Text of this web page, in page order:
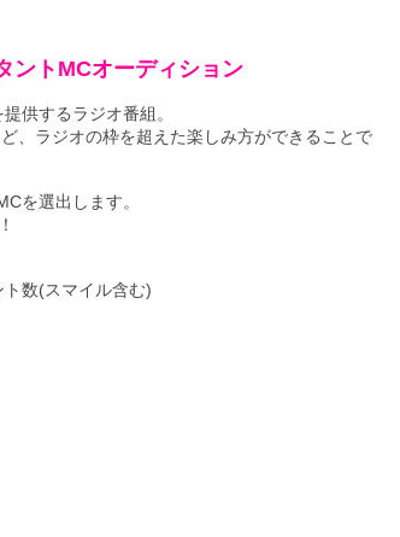
ントMCオーディション
供するラジオ番組。
、ラジオの枠を超えた楽しみ方ができることで
を選出します。
数(スマイル含む)